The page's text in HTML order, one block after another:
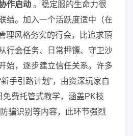
作启动 。稳定服的生命力很
结。加入一个活跃度适中（在
理风格务实的行会，比追求頂
行会任务、日常押镖、守卫沙
始，逐步建立信任关系。许多
手引路计划”，由资深玩家自
免费托管式教学，涵盖PK技
骗识别等内容，此环节强烈